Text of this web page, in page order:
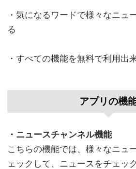
・気になるワードで様々なニュ
る
・すべての機能を無料で利用出
アプリの機
・ニュースチャンネル機能
こちらの機能では、様々なニュ
ェックして、ニュースをチェッ